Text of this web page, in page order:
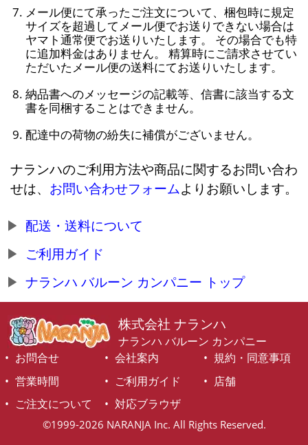
メール便にて承ったご注文について、梱包時に規定
サイズを超過してメール便でお送りできない場合は
ヤマト通常便でお送りいたします。 その場合でも特
に追加料金はありません。 精算時にご請求させてい
ただいたメール便の送料にてお送りいたします。
納品書へのメッセージの記載等、信書に該当する文
書を同梱することはできません。
配達中の荷物の紛失に補償がございません。
ナランハのご利用方法や商品に関するお問い合わ
せは、 お問い合わせフォームよりお願いします。
配送・送料について
ご利用ガイド
ナランハ バルーン カンパニー トップ
株式会社 ナランハ
ナランハ バルーン カンパニー
お問合せ
会社案内
規約・同意事項
営業時間
ご利用ガイド
店舗
ご注文について
対応ブラウザ
©1999-2026 NARANJA Inc. All Rights Reserved.